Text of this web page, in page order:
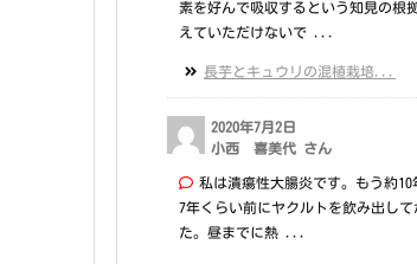
素を好んで吸収するという知見の根
えていただけないで ...
長芋とキュウリの混植栽培...
2020年7月2日
小西 喜美代 さん
私は潰瘍性大腸炎です。もう約10
7年くらい前にヤクルトを飲み出し
た。昼までに熱 ...